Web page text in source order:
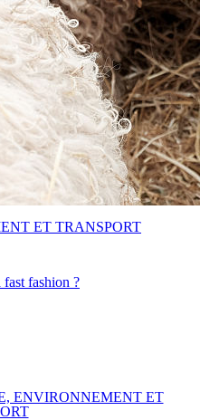
fashion ?
ET TRANSPORT
ENVIRONNEMENT ET